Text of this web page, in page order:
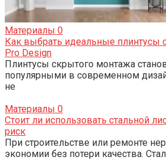
Материалы 0
Как выбрать идеальные плинтусы
Pro Design
Плинтусы скрытого монтажа
популярными в современном
не
Материалы 0
Стоит ли использовать стальной
риск
При строительстве или ремонте
экономии без потери качества.